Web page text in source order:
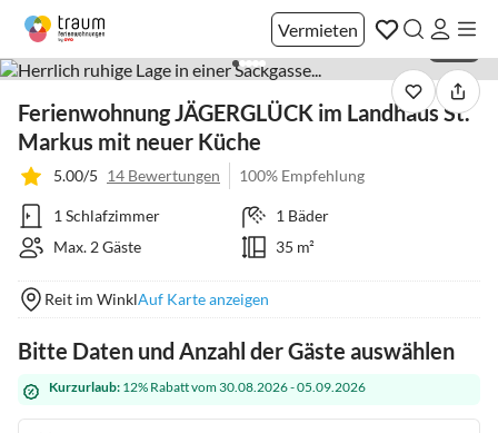
Vermieten
Ferienwohnung JÄGERGLÜCK im Landhaus St.
Markus mit neuer Küche
5.00/5 14 Bewertungen 100% Empfehlung
1 Schlafzimmer
1 Bäder
Max. 2 Gäste
35 m²
Reit im WinklAuf Karte anzeigen
Bitte Daten und Anzahl der Gäste auswählen
Kurzurlaub: 12% Rabatt vom 30.08.2026 - 05.09.2026